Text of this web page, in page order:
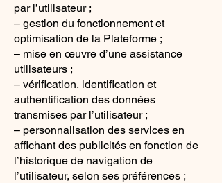
par l’utilisateur ;
– gestion du fonctionnement et
optimisation de la Plateforme ;
– mise en œuvre d’une assistance
utilisateurs ;
– vérification, identification et
authentification des données
transmises par l’utilisateur ;
– personnalisation des services en
affichant des publicités en fonction de
l’historique de navigation de
l’utilisateur, selon ses préférences ;